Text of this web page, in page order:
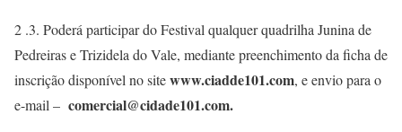
2 .3. Poderá participar do Festival qualquer quadrilha Junina de
Pedreiras e Trizidela do Vale, mediante preenchimento da ficha de
inscrição disponível no sitewww.ciadde101.com, e envio para o
e-mail – comercial@cidade101.com.